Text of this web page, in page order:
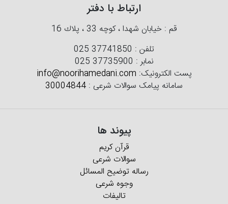
ارتباط با دفتر
قم : خیابان شهدا ، كوچه 33 ، پلاك 16
تلفن :025 37741850
نمابر :025 37735900
پست الکترونیک:info@noorihamedani.com
سامانه پیامک سوالات شرعی : 30004844
پیوند ها
قرآن کریم
سوالات شرعی
رساله توضیح المسائل
وجوه شرعی
تالیفات